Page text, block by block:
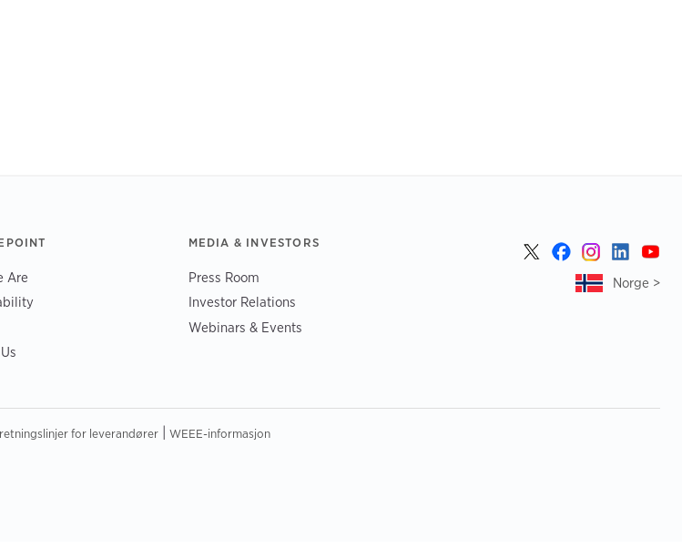
Are
MEDIA & INVESTORS
Press Room
Investor Relations
Webinars & Events
Norge >
for leverandører| WEEE-informasjon